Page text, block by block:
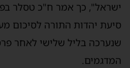
ישראל", כך אמר ח"כ טסלר
סיעת יהדות התורה לסיכום
שנערכה בליל שלישי לאחר
המדגמים.